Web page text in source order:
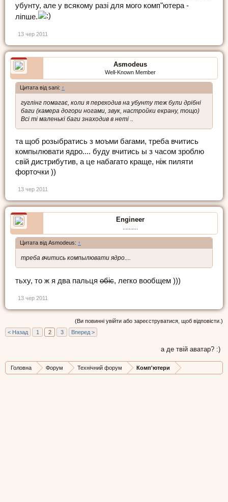
убунту, але у всякому разі для мого комп"ютера -
ліпше.
13 чер 2011
Asmodeus
Well-Known Member
Цитата від sani: ↑
гуглінг помагає, коли я переходив на убунту теж були дрібні
баги (камера догори ногами, звук, настройки екрану, тощо)
Всі ті маленькі баги знаходив в неті ..
та щоб розыбратись з моъми багами, треба вчитись
компылювати ядро.... буду вчитись ы з часом зроблю
свій дистрибутив, а це набагато краще, ніж пиляти
форточки ))
13 чер 2011
Engineer
..........
Цитата від Asmodeus: ↑
треба вчитись компылювати ядро....
тьху, то ж я два пальця обіс, легко вообщем )))
13 чер 2011
(Ви повинні увійти або зареєструватися, щоб відповісти.)
< Назад
1 2 3 Вперед >
а де твій аватар? :)
Головна Форум Технічний форум Комп'ютери